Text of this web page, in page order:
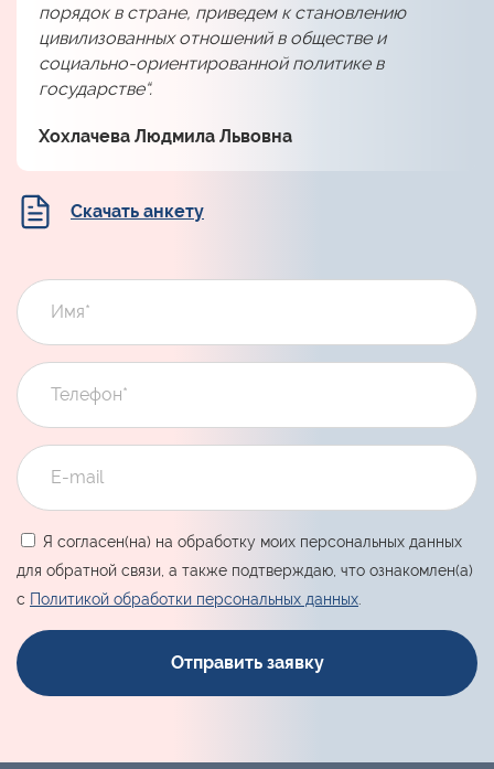
порядок в стране, приведем к становлению
цивилизованных отношений в обществе и
социально-ориентированной политике в
государстве“.
Хохлачева Людмила Львовна
Скачать анкету
Я согласен(на) на обработку моих персональных данных
для обратной связи, а также подтверждаю, что ознакомлен(а)
с Политикой обработки персональных данных